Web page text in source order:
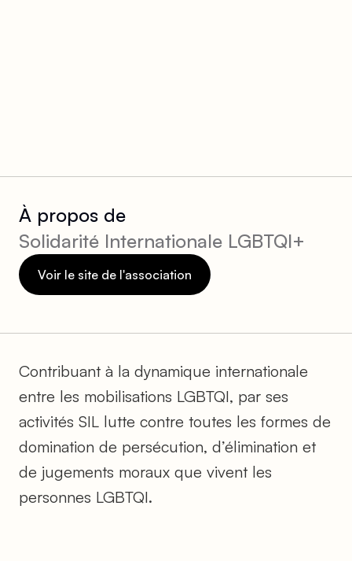
À propos de
Solidarité Internationale LGBTQI+
Voir le site de l'association
Contribuant à la dynamique internationale
entre les mobilisations LGBTQI, par ses
activités SIL lutte contre toutes les formes de
domination de persécution, d’élimination et
de jugements moraux que vivent les
personnes LGBTQI.